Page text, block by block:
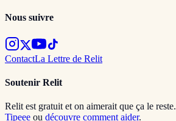
Nous suivre
ContactLa Lettre de Relit
Soutenir Relit
Relit est gratuit et on aimerait que ça le reste.
Tipeee ou découvre comment aider.